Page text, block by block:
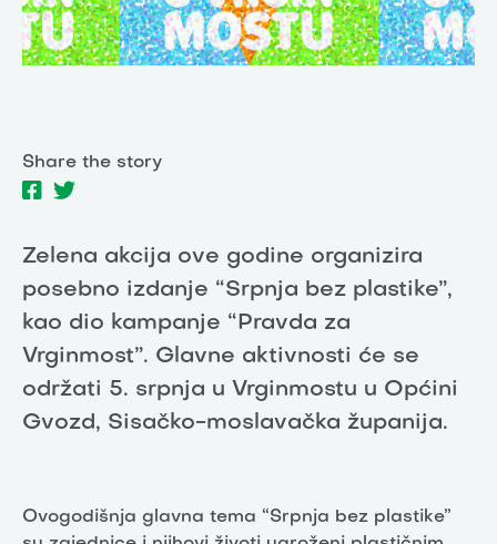
Share the story
Zelena akcija ove godine organizira
posebno izdanje “Srpnja bez plastike”,
kao dio kampanje “Pravda za
Vrginmost”. Glavne aktivnosti će se
održati 5. srpnja u Vrginmostu u Općini
Gvozd, Sisačko-moslavačka županija.
Ovogodišnja glavna tema “Srpnja bez plastike”